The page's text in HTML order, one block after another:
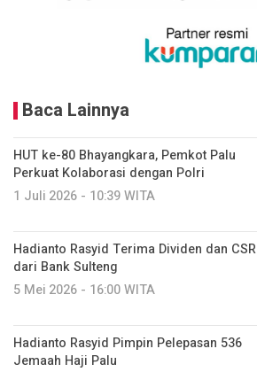
Baca Lainnya
HUT ke-80 Bhayangkara, Pemkot Palu
Perkuat Kolaborasi dengan Polri
1 Juli 2026 - 10:39 WITA
Hadianto Rasyid Terima Dividen dan CSR
dari Bank Sulteng
5 Mei 2026 - 16:00 WITA
Hadianto Rasyid Pimpin Pelepasan 536
Jemaah Haji Palu